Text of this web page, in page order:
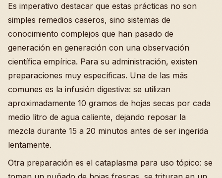
Es imperativo destacar que estas prácticas no son
simples remedios caseros, sino sistemas de
conocimiento complejos que han pasado de
generación en generación con una observación
científica empírica. Para su administración, existen
preparaciones muy específicas. Una de las más
comunes es la infusión digestiva: se utilizan
aproximadamente 10 gramos de hojas secas por cada
medio litro de agua caliente, dejando reposar la
mezcla durante 15 a 20 minutos antes de ser ingerida
lentamente.
Otra preparación es el cataplasma para uso tópico: se